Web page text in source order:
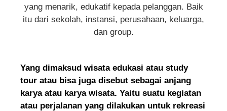
yang menarik, edukatif kepada pelanggan. Baik
itu dari sekolah, instansi, perusahaan, keluarga,
dan group.
Yang dimaksud wisata edukasi atau study
tour atau bisa juga disebut sebagai anjang
karya atau karya wisata. Yaitu suatu kegiatan
atau perjalanan yang dilakukan untuk rekreasi